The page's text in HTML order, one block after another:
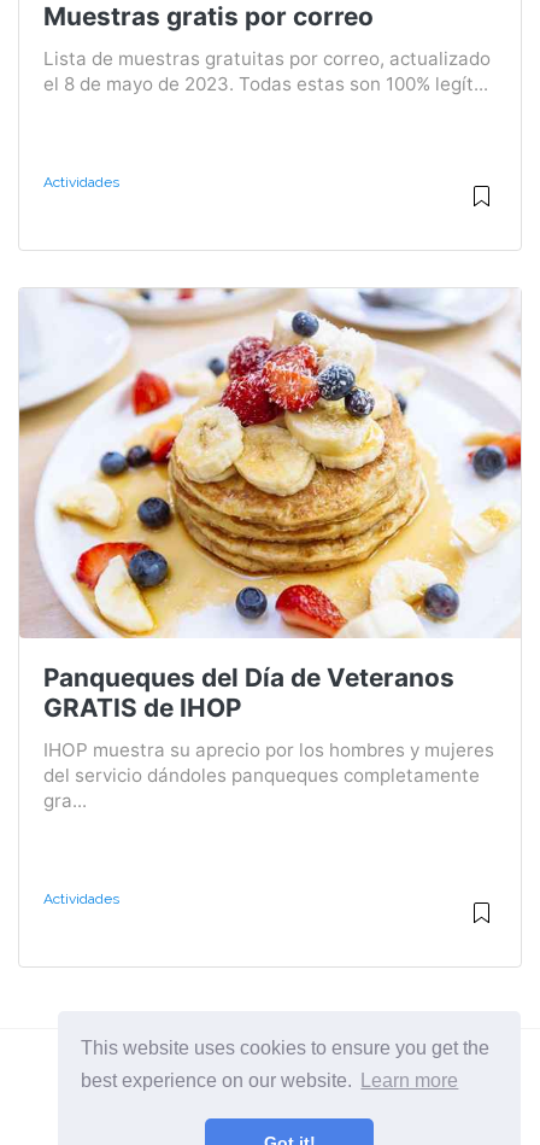
This website uses cookies to ensure you get the
best experience on our website.
Learn more
Muestras gratis por correo
Lista de muestras gratuitas por correo, actualizado
el 8 de mayo de 2023. Todas estas son 100% legít...
Actividades
Panqueques del Día de Veteranos
GRATIS de IHOP
IHOP muestra su aprecio por los hombres y mujeres
del servicio dándoles panqueques completamente
gra...
Actividades
2026 ©BuruNews